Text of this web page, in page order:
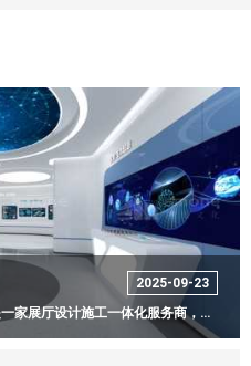
2025-09-23
深圳市神马文化科技发展有限公司是一家展厅设计施工一体化服务商，致力于为企业、产业园、政府部门提供党建展厅、干细胞展厅、数字展馆等多媒体展览展示综合解决方案的设计、策划、研发及一体化综合服务。